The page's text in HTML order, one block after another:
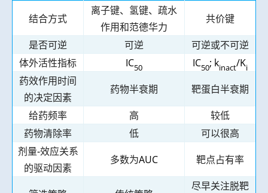
结合方式
离子键、氢键、疏水
作用和范德华力
共价键
是否可逆
可逆
可逆或不可逆
体外活性指标
IC50 IC50; kinact/Ki
药效作用时间
的决定因素
药物半衰期
靶蛋白半衰期
给药频率
高
较低
药物清除率
低
可以很高
剂量-效应关系
的驱动因素
多数为AUC 靶点占有率
尽早关注脱靶